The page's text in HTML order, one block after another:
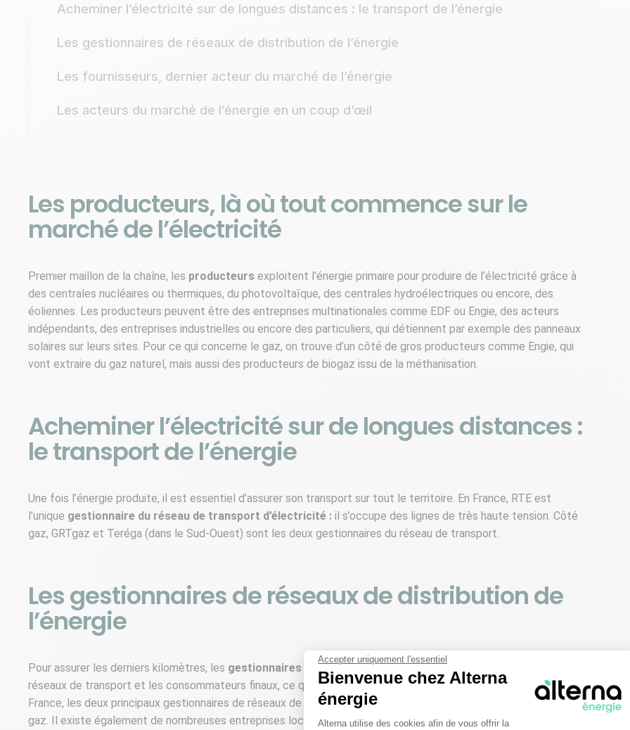
Acheminer l’électricité sur de longues distances : le transport de l’énergie
Les gestionnaires de réseaux de distribution de l’énergie
Les fournisseurs, dernier acteur du marché de l’énergie
Les acteurs du marché de l’énergie en un coup d’œil
Les producteurs, là où tout commence sur le
marché de l’électricité
Premier maillon de la chaîne, les producteurs exploitent l’énergie primaire pour produire de l’électricité grâce à
des centrales nucléaires ou thermiques, du photovoltaïque, des centrales hydroélectriques ou encore, des
éoliennes. Les producteurs peuvent être des entreprises multinationales comme EDF ou Engie, des acteurs
indépendants, des entreprises industrielles ou encore des particuliers, qui détiennent par exemple des panneaux
solaires sur leurs sites. Pour ce qui concerne le gaz, on trouve d’un côté de gros producteurs comme Engie, qui
vont extraire du gaz naturel, mais aussi des producteurs de biogaz issu de la méthanisation.
Acheminer l’électricité sur de longues distances :
le transport de l’énergie
Une fois l’énergie produite, il est essentiel d’assurer son transport sur tout le territoire. En France, RTE est
l’unique gestionnaire du réseau de transport d’électricité : il s’occupe des lignes de très haute tension. Côté
gaz, GRTgaz et Teréga (dans le Sud-Ouest) sont les deux gestionnaires du réseau de transport.
Les gestionnaires de réseaux de distribution de
l’énergie
Pour assurer les derniers kilomètres, les gestionnaires de réseauxgèrent les lignes de raccordement entre les
réseaux de transport et les consommateurs finaux, ce qui correspond aux lignes de moyenne et basse tension. En
France, les deux principaux gestionnaires de réseaux de distribution sont Enedis pour l’électricité, et GRDF pour le
gaz. Il existe également de nombreuses entreprises locales de distribution (ELD) qui assurent la gestion du
Accepter uniquement l'essentiel
Bienvenue chez Alterna
énergie
Plateforme de Gestion du
Alterna utilise des cookies afin de vous offrir la